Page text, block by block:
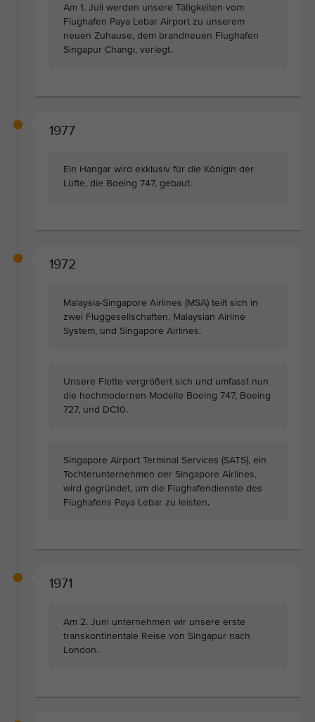
Am 1. Juli werden unsere Tätigkeiten vom
Flughafen Paya Lebar Airport zu unserem
neuen Zuhause, dem brandneuen Flughafen
Singapur Changi, verlegt.
1977
Ein Hangar wird exklusiv für die Königin der
Lüfte, die Boeing 747, gebaut.
1972
Malaysia-Singapore Airlines (MSA) teilt sich in
zwei Fluggesellschaften, Malaysian Airline
System, und Singapore Airlines.
Unsere Flotte vergrößert sich und umfasst nun
die hochmodernen Modelle Boeing 747, Boeing
727, und DC10.
Singapore Airport Terminal Services (SATS), ein
Tochterunternehmen der Singapore Airlines,
wird gegründet, um die Flughafendienste des
Flughafens Paya Lebar zu leisten.
1971
Am 2. Juni unternehmen wir unsere erste
transkontinentale Reise von Singapur nach
London.